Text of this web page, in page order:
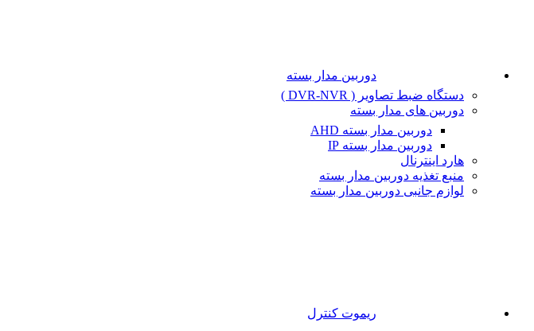
دوربین مدار بسته
دستگاه ضبط تصاویر ( DVR-NVR )
دوربین های مدار بسته
دوربین مدار بسته AHD
دوربین مدار بسته IP
هارد اینترنال
منبع تغذیه دوربین مدار بسته
لوازم جانبی دوربین مدار بسته
ریموت کنترل